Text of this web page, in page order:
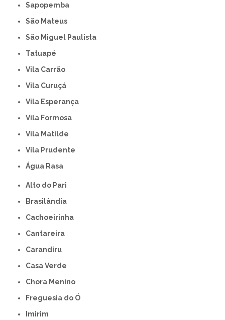
Sapopemba
São Mateus
São Miguel Paulista
Tatuapé
Vila Carrão
Vila Curuçá
Vila Esperança
Vila Formosa
Vila Matilde
Vila Prudente
Água Rasa
Alto do Pari
Brasilândia
Cachoeirinha
Cantareira
Carandiru
Casa Verde
Chora Menino
Freguesia do Ó
Imirim